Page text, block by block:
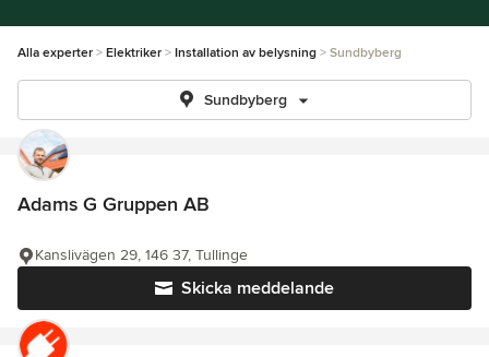
Alla experter Elektriker Installation av belysning Sundbyberg
Sundbyberg
Adams G Gruppen AB
Skicka meddelande
Kanslivägen 29, 146 37, Tullinge